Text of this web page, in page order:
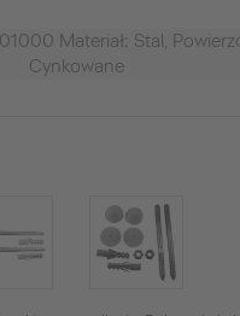
Materiał: Stal,
Cynkowane